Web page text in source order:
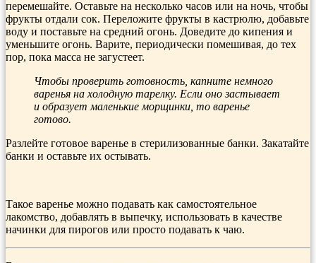
перемешайте. Оставьте на несколько часов или на ночь, чтобы
фрукты отдали сок. Переложите фрукты в кастрюлю, добавьте
воду и поставьте на средний огонь. Доведите до кипения и
уменьшите огонь. Варите, периодически помешивая, до тех
пор, пока масса не загустеет.
Чтобы проверить готовность, капните немного
варенья на холодную тарелку. Если оно застывает
и образует маленькие морщинки, то варенье
готово.
Разлейте готовое варенье в стерилизованные банки. Закатайте
банки и оставьте их остывать.
Такое варенье можно подавать как самостоятельное
лакомство, добавлять в выпечку, использовать в качестве
начинки для пирогов или просто подавать к чаю.